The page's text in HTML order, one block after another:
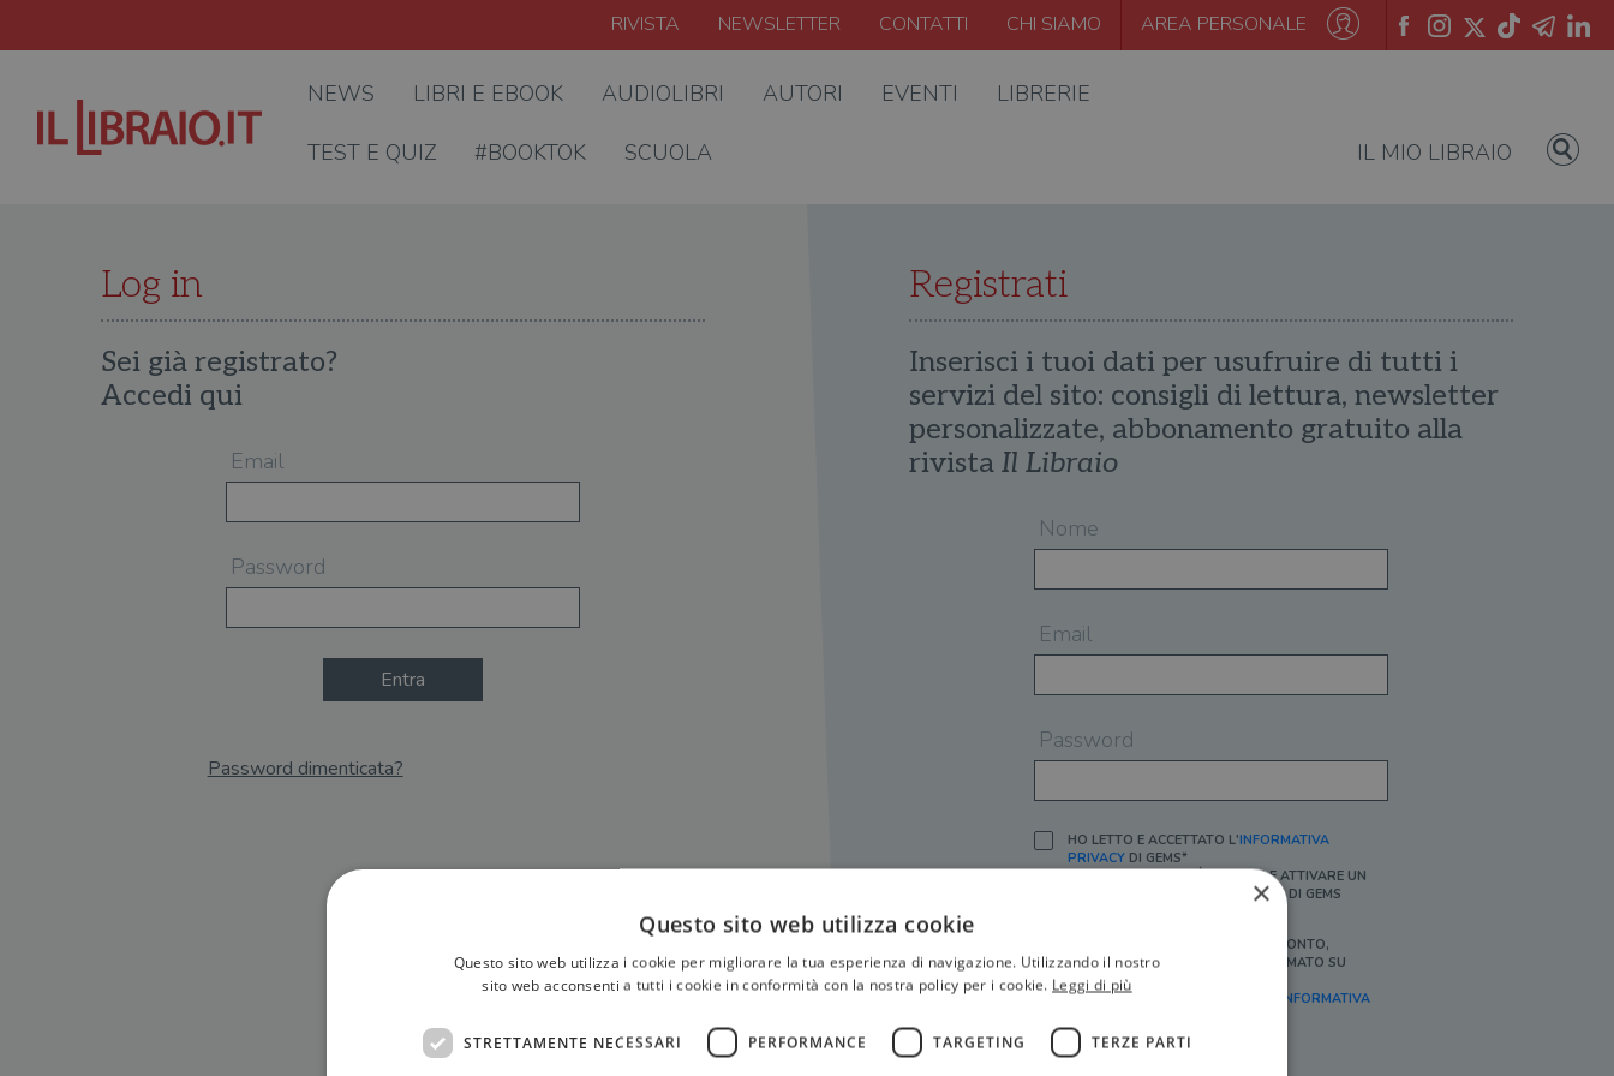
RIVISTA NEWSLETTER CONTATTI CHI SIAMO AREA PERSONALE
NEWS LIBRI E EBOOK AUDIOLIBRI AUTORI EVENTI LIBRERIE
TEST E QUIZ #BOOKTOK SCUOLA IL MIO LIBRAIO
Log in
Sei già registrato?
Accedi qui
Email
Password
Entra
Password dimenticata?
Registrati
Inserisci i tuoi dati per usufruire di tutti i
servizi del sito: consigli di lettura, newsletter
personalizzate, abbonamento gratuito alla
rivista Il Libraio
Nome
Email
Password
HO LETTO E ACCETTATO L'INFORMATIVA
PRIVACYDI GEMS*
IN MANCANZA NON È POSSIBILE ATTIVARE UN
ACCOUNT E/O RICEVERE I SERVIZI DI GEMS
SÌ, DESIDERO RICEVERE BUONI SCONTO,
OFFERTE SPECIALI, ESSERE INFORMATO SU
PROMOZIONI E NOVITÀ.
[FINALITÀ MARKETING, ART.2 (E),
INFORMATIVA
×
Questo sito web utilizza cookie
Questo sito web utilizza i cookie per migliorare la tua esperienza di navigazione. Utilizzando il nostro
sito web acconsenti a tutti i cookie in conformità con la nostra policy per i cookie. Leggi di più
STRETTAMENTE NECESSARI PERFORMANCE TARGETING TERZE PARTI